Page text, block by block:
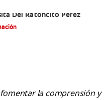
Del Ratoncito Pérez
la comprensión y